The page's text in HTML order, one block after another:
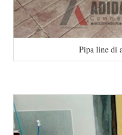
Pipa line di